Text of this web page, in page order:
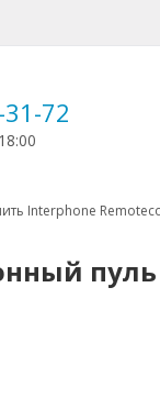
72
Interphone